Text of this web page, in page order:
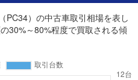
PC34）の中古車取引相場を表し
30%～80%程度で買取される傾